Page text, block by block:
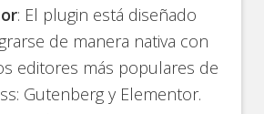
: El plugin está diseñado
de manera nativa con
editores más populares de
Gutenberg y Elementor.